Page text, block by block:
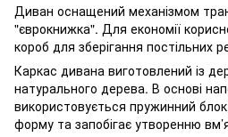
Диван оснащений механізмом
"єврокнижка". Для економії
короб для зберігання постільних
Каркас дивана виготовлений із
натурального дерева. В основі
використовується пружинний
форму та запобігає утворенню